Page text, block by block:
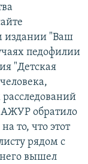
издании "Ваш
педофилии
"Детская
АЖУР обратило
то, что этот
рядом с
вышел